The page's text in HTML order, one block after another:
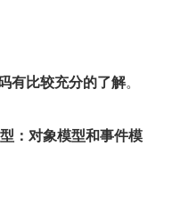
有比较充分的了解。
：对象模型和事件模